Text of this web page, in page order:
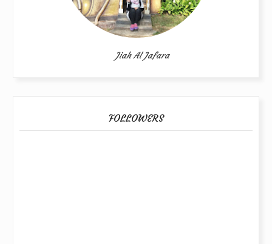
Jiah Al Jafara
FOLLOWERS